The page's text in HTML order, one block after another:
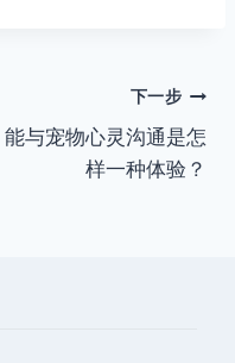
下一步
能与宠物心灵沟通是怎
样一种体验？